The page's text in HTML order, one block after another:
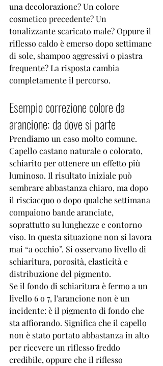
una decolorazione? Un colore
cosmetico precedente? Un
tonalizzante scaricato male? Oppure il
riflesso caldo è emerso dopo settimane
di sole, shampoo aggressivi o piastra
frequente? La risposta cambia
completamente il percorso.
Esempio correzione colore da
arancione: da dove si parte
Prendiamo un caso molto comune.
Capello castano naturale o colorato,
schiarito per ottenere un effetto più
luminoso. Il risultato iniziale può
sembrare abbastanza chiaro, ma dopo
il risciacquo o dopo qualche settimana
compaiono bande aranciate,
soprattutto su lunghezze e contorno
viso. In questa situazione non si lavora
mai “a occhio”. Si osservano livello di
schiaritura, porosità, elasticità e
distribuzione del pigmento.
Se il fondo di schiaritura è fermo a un
livello 6 o 7, l’arancione non è un
incidente: è il pigmento di fondo che
sta affiorando. Significa che il capello
non è stato portato abbastanza in alto
per ricevere un riflesso freddo
credibile, oppure che il riflesso